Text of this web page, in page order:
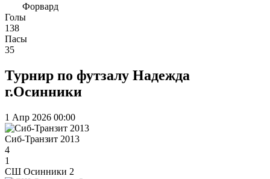
Форвард
Голы
138
Пасы
35
Турнир по футзалу Надежда
г.Осинники
1 Апр 2026 00:00
Сиб-Транзит 2013
4
1
СШ Осинники 2